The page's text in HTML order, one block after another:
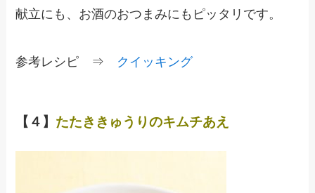
献立にも、お酒のおつまみにもピッタリです。
参考レシピ ⇒ クイッキング
【４】 たたききゅうりのキムチあえ